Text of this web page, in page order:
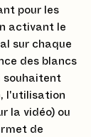
pour les
activant le
sur chaque
des blancs
souhaitent
l'utilisation
la vidéo) ou
de